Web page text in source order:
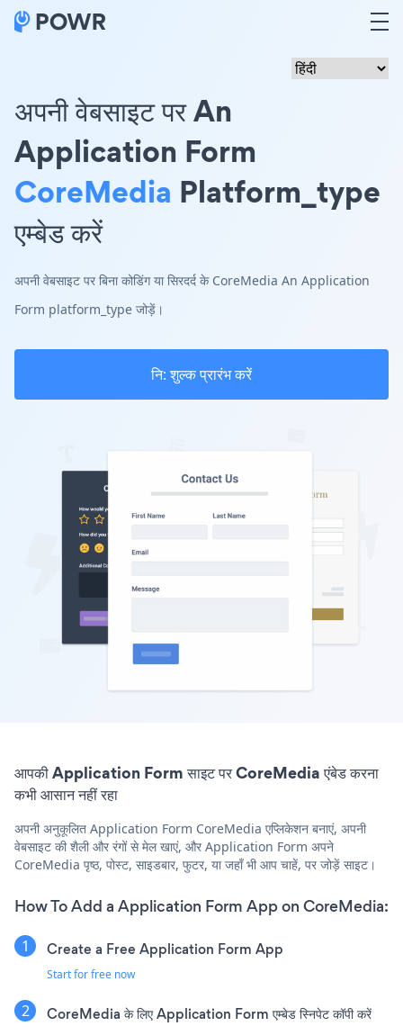
अपनी वेबसाइट पर An
Application Form
CoreMedia Platform_type
एम्बेड करें
अपनी वेबसाइट पर बिना कोडिंग या सिरदर्द के CoreMedia An Application
Form platform_type जोड़ें।
नि: शुल्क प्रारंभ करें
आपकी Application Form साइट पर CoreMedia एंबेड करना
कभी आसान नहीं रहा
अपनी अनुकूलित Application Form CoreMedia एप्लिकेशन बनाएं, अपनी
वेबसाइट की शैली और रंगों से मेल खाएं, और Application Form अपने
CoreMedia पृष्ठ, पोस्ट, साइडबार, फुटर, या जहाँ भी आप चाहें, पर जोड़ें साइट।
How To Add a Application Form App on CoreMedia:
Create a Free Application Form App
Start for free now
CoreMedia के लिए Application Form एम्बेड स्निपेट कॉपी करें